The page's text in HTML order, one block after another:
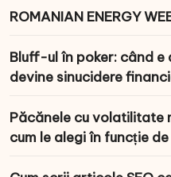
ROMANIAN ENERGY
Bluff-ul în poker: când e
devine sinucidere
Păcănele cu volatilitate
cum le alegi în funcție